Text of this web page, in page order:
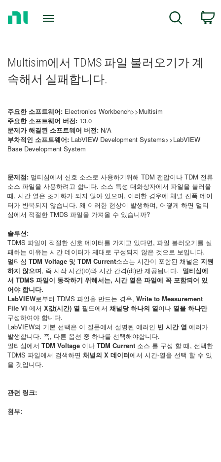
Search
Multisim에서 TDMS 파일 불러오기가 계
속해서 실패합니다.
주요한 소프트웨어: Electronics Workbench>>Multisim
주요한 소프트웨어 버전: 13.0
문제가 해결된 소프트웨어 버전: N/A
부차적인 소프트웨어: LabVIEW Development Systems>>LabVIEW
Base Development System
문제점: 멀티심에서 신호 소스로 사용하기위해 TDM 전압이나 TDM 전류
소스 파일을 사용하려고 합니다. 소스 특성 대화상자에서 파일을 불러올
때, 시간 열은 초기화가 되지 않아 있으며, 이러한 경우에 채널 진폭 데이
터가 반복되지 않습니다. 왜 이러한 현상이 발생하며, 어떻게 하면 멀티
심에서 적절한 TMDS 파일을 가져올 수 있습니까?
솔루션:
TDMS 파일이 적절한 신호 데이터를 가지고 있다면, 파일 불러오기를 실
패하는 이유는 시간 데이터가 제대로 구성되지 않은 것으로 보입니다.
멀티심 TDM Voltage 및 TDM Current소스는 시간이 포함된 채널은 지원
하지 않으며, 즉 시작 시간(t0)와 시간 간격(dt)만 제공됩니다. 멀티심에
서 TDMS 파일이 동작하기 위해서는, 시간 열은 파일에 꼭 포함되어 있
어야 합니다.
LabVIEW로부터 TDMS 파일을 만드는 경우, Write to Measurement
File VI 에서 X값(시간) 열 필드에서 채널당 하나의 열이나 열을 하나만
구성하여야 합니다.
LabVIEW의 기본 선택은 이 질문에서 설명된 에러인 빈 시간 열 에러가
발생합니다. 즉, 다른 옵션 중 하나를 선택해야합니다.
멀티심에서 TDM Voltage 이나 TDM Current 소스 를 구성 할 때, 선택한
TDMS 파일에서 검색하면 채널의 X 데이터에서 시간-열을 선택 할 수 있
을 것입니다.
관련 링크:
첨부: